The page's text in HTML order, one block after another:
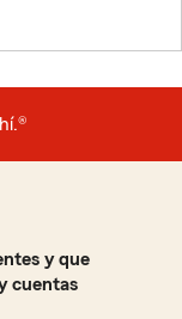
y que
cuentas